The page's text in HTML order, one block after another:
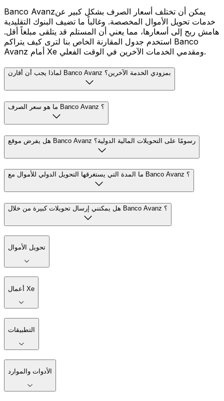
Banco Avanzيمكن أن تختلف أسعار الصرف بشكل كبير عن
خدمات تحويل الأموال المخصصة. وغالباً ما تضيف البنوك التقليدية
هامش ربح إلى أسعارها، مما يعني أن المستلم قد يتلقى مبلغاً أقل.
استخدم جدول المقارنة الخاص بنا لترى كيف يتراكم Banco
Avanz أمام Xe ومقدمي الخدمات الآخرين في الوقت الفعلي.
لماذا يجب أن أقارن Banco Avanz بمزودي الخدمة الآخرين؟
ما هو سعر الصرف Banco Avanz ؟
هل يفرض موقع Banco Avanz رسومًا على التحويلات المالية الدولية؟
ما المدة التي يستغرقها التحويل الدولي للأموال مع Banco Avanz ؟
هل يمكنني إرسال تحويلات كبيرة من خلال Banco Avanz ؟
تحويل الأموال
أعمال Xe
التطبيقات
الأدوات والموارد